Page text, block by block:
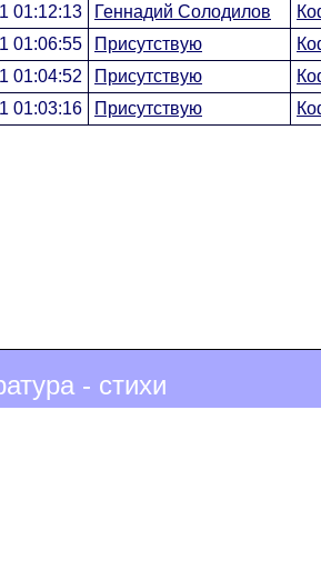
01:12:13
Геннадий Солодилов
01:06:55
Присутствую
01:04:52
Присутствую
01:03:16
Присутствую
- стихи